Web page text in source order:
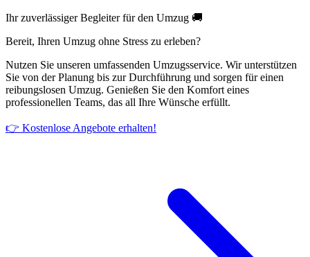
Ihr zuverlässiger Begleiter für den Umzug 🚚
Bereit, Ihren Umzug ohne Stress zu erleben?
Nutzen Sie unseren umfassenden Umzugsservice. Wir unterstützen
Sie von der Planung bis zur Durchführung und sorgen für einen
reibungslosen Umzug. Genießen Sie den Komfort eines
professionellen Teams, das all Ihre Wünsche erfüllt.
👉 Kostenlose Angebote erhalten!